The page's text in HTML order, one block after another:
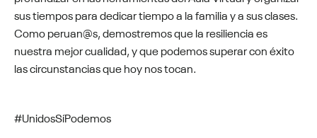
sus tiempos para dedicar tiempo a la familia y a sus clases.
Como peruan@s, demostremos que la resiliencia es
nuestra mejor cualidad, y que podemos superar con éxito
las circunstancias que hoy nos tocan.
#UnidosSíPodemos